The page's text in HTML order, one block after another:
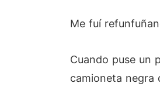
Me fuí
Cuando puse un
camioneta negra